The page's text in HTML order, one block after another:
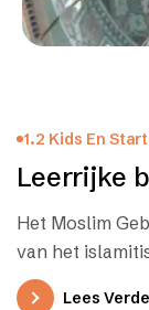
1.2 Kids En
Leerrijke
Het Moslim
van het
dient…
Lees